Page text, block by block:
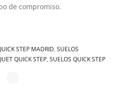
de compromiso.
STEP MADRID, SUELOS
QUICK STEP, SUELOS QUICK STEP